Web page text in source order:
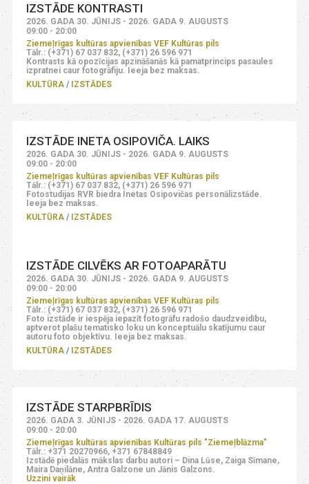
IZSTĀDE KONTRASTI
2026. GADA 30. JŪNIJS - 2026. GADA 9. AUGUSTS
09:00 - 20:00
Ziemeļrīgas kultūras apvienības VEF Kultūras pils
Tālr.: (+371) 67 037 832, (+371) 26 596 971
Kontrasts kā opozīcijas apzināšanās kā pamatprincips pasaules
izpratnei caur fotogrāfiju. Ieeja bez maksas.
KULTŪRA
IZSTĀDES
IZSTĀDE INETA OSIPOVIČA. LAIKS
2026. GADA 30. JŪNIJS - 2026. GADA 9. AUGUSTS
09:00 - 20:00
Ziemeļrīgas kultūras apvienības VEF Kultūras pils
Tālr.: (+371) 67 037 832, (+371) 26 596 971
Fotostudijas RVR biedra Inetas Osipovičas personālizstāde.
Ieeja bez maksas.
KULTŪRA
IZSTĀDES
IZSTĀDE CILVĒKS AR FOTOAPARĀTU
2026. GADA 30. JŪNIJS - 2026. GADA 9. AUGUSTS
09:00 - 20:00
Ziemeļrīgas kultūras apvienības VEF Kultūras pils
Tālr.: (+371) 67 037 832, (+371) 26 596 971
Foto izstāde ir iespēja iepazīt fotogrāfu radošo daudzveidību,
aptverot plašu tematisko loku un konceptuālu skatījumu caur
autoru foto objektīvu. Ieeja bez maksas.
KULTŪRA
IZSTĀDES
IZSTĀDE STARPBRĪDIS
2026. GADA 3. JŪNIJS - 2026. GADA 17. AUGUSTS
09:00 - 20:00
Ziemeļrīgas kultūras apvienības Kultūras pils "Ziemeļblāzma"
Tālr.: +371 20270966, +371 67848849
Izstādē piedalās mākslas darbu autori – Dina Lūse, Zaiga Sīmane,
Maira Daņilāne, Antra Galzone un Jānis Galzons.
Uzzini vairāk